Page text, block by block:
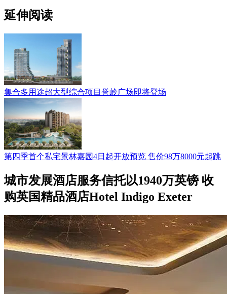
延伸阅读
集合多用途超大型综合项目誉岭广场即将登场
第四季首个私宅景林嘉园4日起开放预览 售价98万8000元起跳
城市发展酒店服务信托以1940万英镑 收
购英国精品酒店Hotel Indigo Exeter